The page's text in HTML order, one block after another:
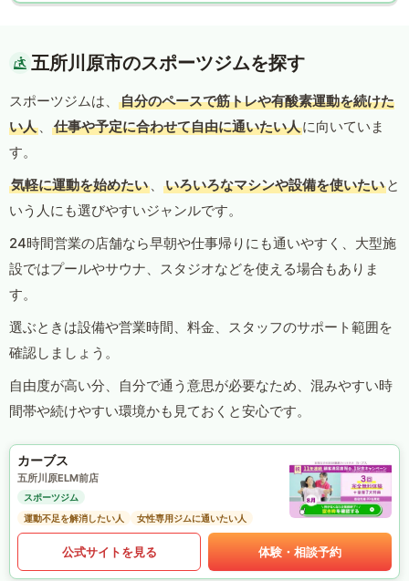
五所川原市のスポーツジムを探す
スポーツジムは、
自分のペースで筋トレや有酸素運動を続けた
い人 、 仕事や予定に合わせて自由に通いたい人に向いていま
す。
気軽に運動を始めたい 、 いろいろなマシンや設備を使いたい と
いう人にも選びやすいジャンルです。
24時間営業の店舗なら早朝や仕事帰りにも通いやすく、大型施
設ではプールやサウナ、スタジオなどを使える場合もありま
す。
選ぶときは設備や営業時間、料金、スタッフのサポート範囲を
確認しましょう。
自由度が高い分、自分で通う意思が必要なため、混みやすい時
間帯や続けやすい環境かも見ておくと安心です。
カーブス
五所川原ELM前店
スポーツジム
運動不足を解消したい人
女性専用ジムに通いたい人
公式サイトを見る 体験・相談予約